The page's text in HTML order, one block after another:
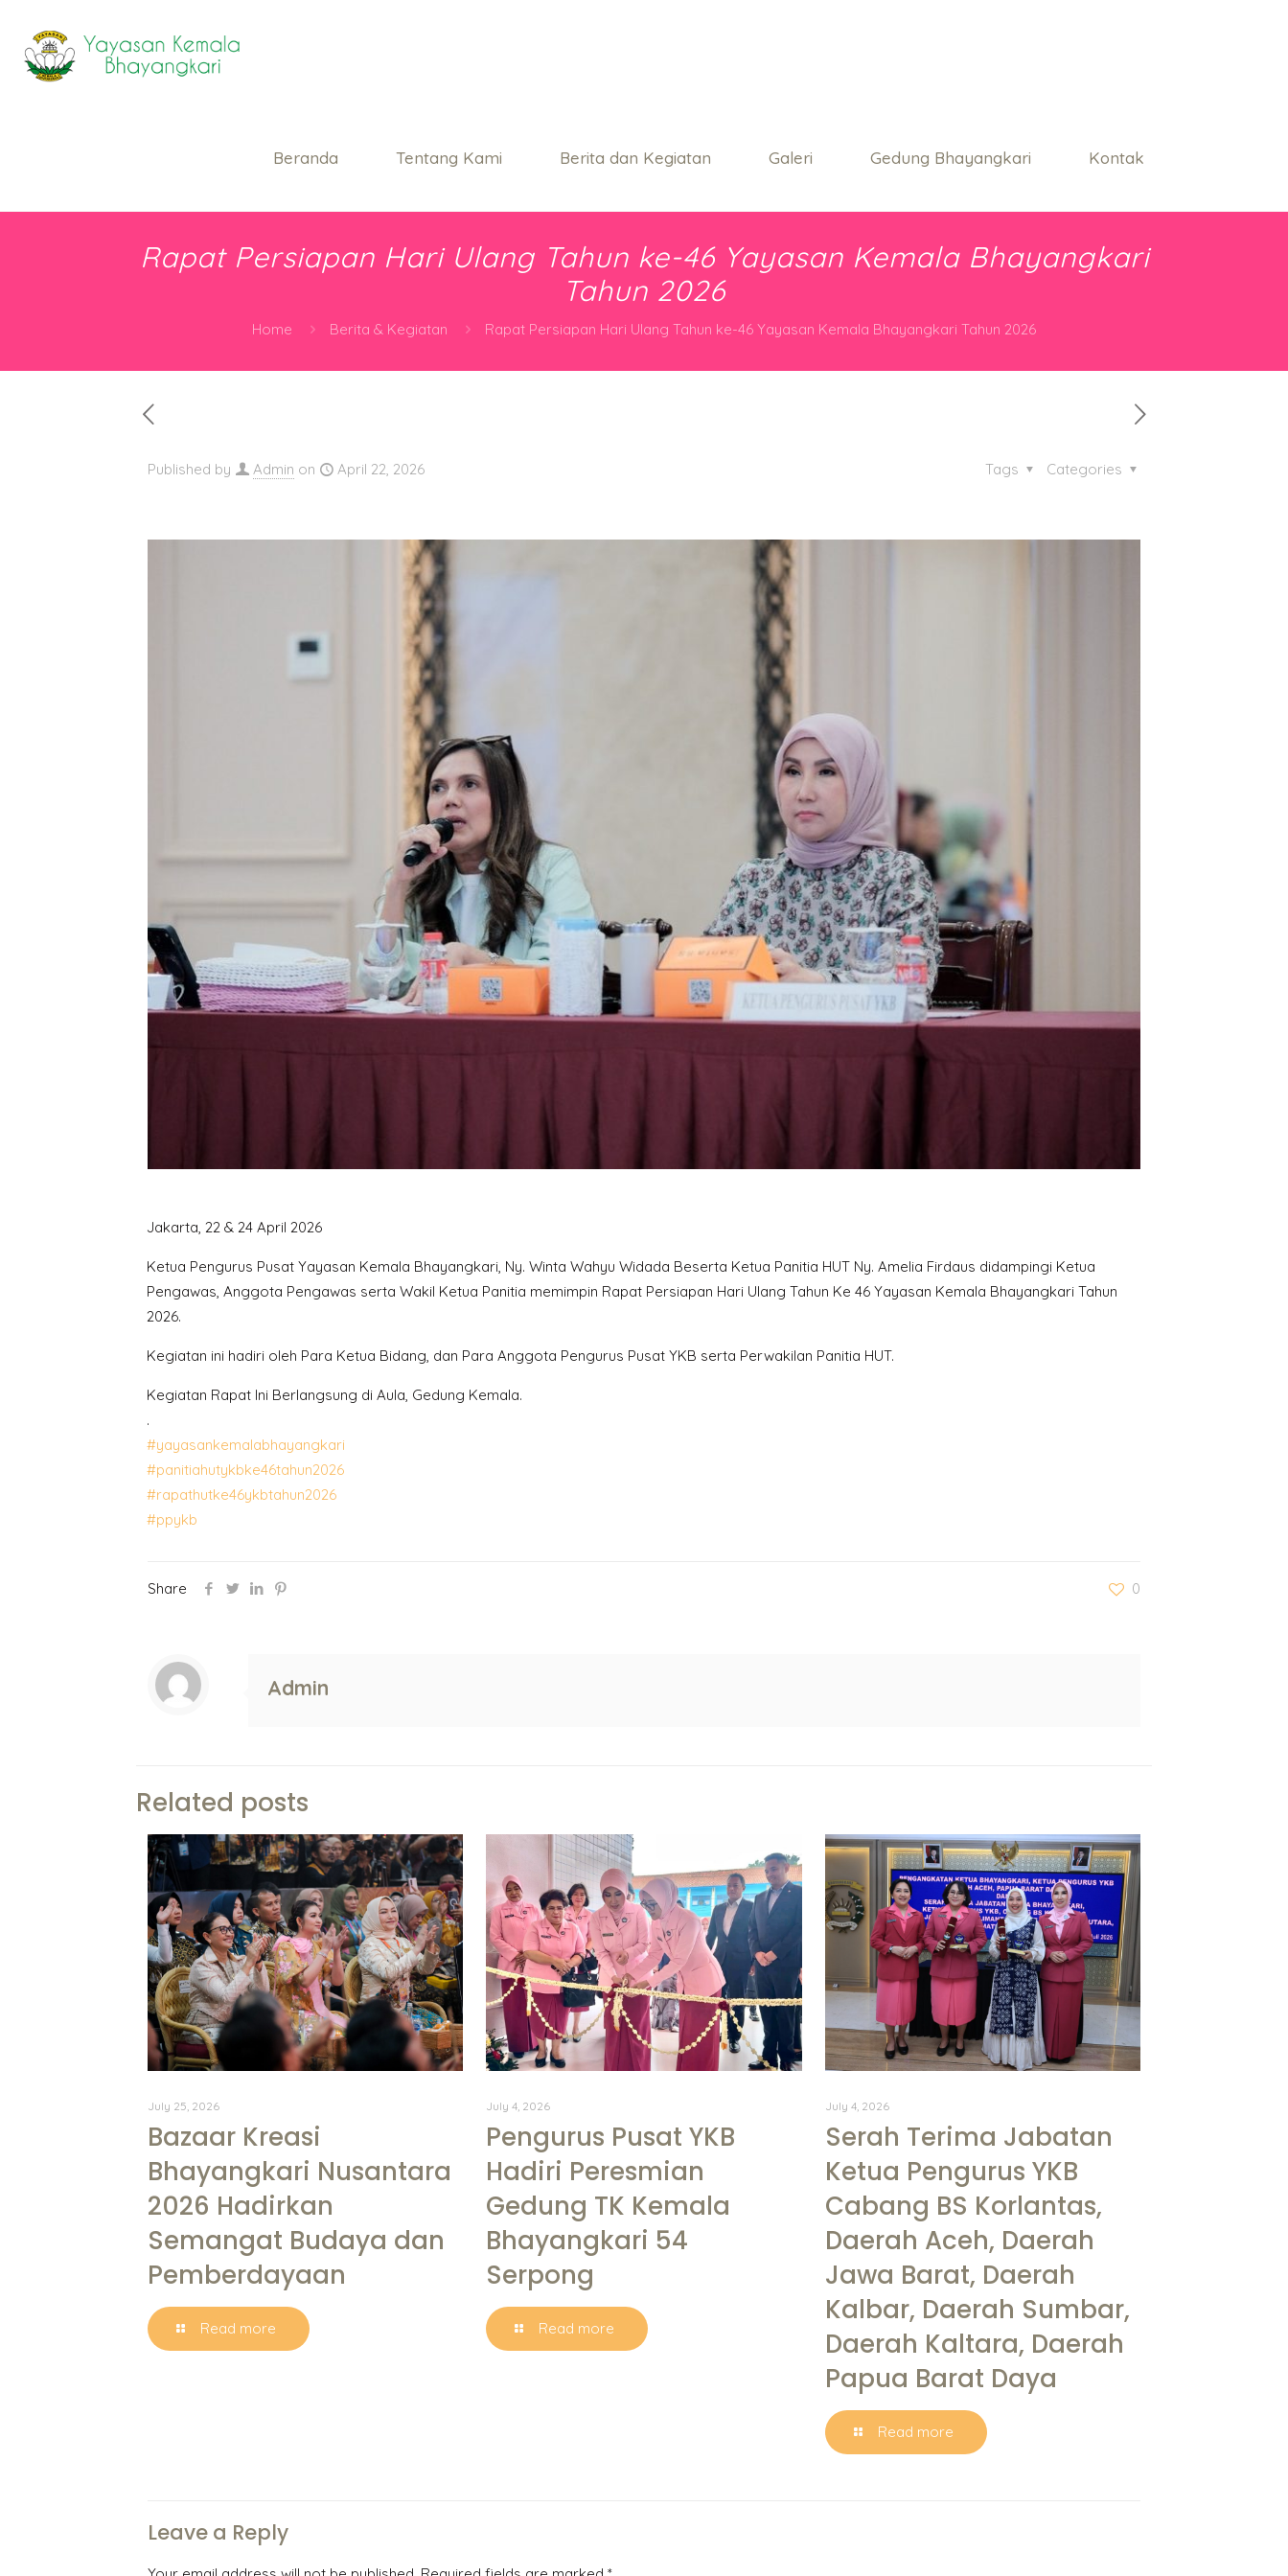
Beranda Tentang Kami Berita dan Kegiatan Galeri Gedung Bhayangkari Kontak
Rapat Persiapan Hari Ulang Tahun ke-46 Yayasan Kemala Bhayangkari
Tahun 2026
Home Berita & Kegiatan Rapat Persiapan Hari Ulang Tahun ke-46 Yayasan Kemala Bhayangkari Tahun 2026
Published by Admin on April 22, 2026 Categories
Tags
Jakarta, 22 & 24 April 2026
Ketua Pengurus Pusat Yayasan Kemala Bhayangkari, Ny. Winta Wahyu Widada Beserta Ketua Panitia HUT Ny. Amelia Firdaus didampingi Ketua
Pengawas, Anggota Pengawas serta Wakil Ketua Panitia memimpin Rapat Persiapan Hari Ulang Tahun Ke 46 Yayasan Kemala Bhayangkari Tahun
2026.
Kegiatan ini hadiri oleh Para Ketua Bidang, dan Para Anggota Pengurus Pusat YKB serta Perwakilan Panitia HUT.
Kegiatan Rapat Ini Berlangsung di Aula, Gedung Kemala.
.
#yayasankemalabhayangkari
#panitiahutykbke46tahun2026
#rapathutke46ykbtahun2026
#ppykb
Share 0
Admin
Related posts
July 25, 2026
Bazaar Kreasi
Bhayangkari Nusantara
2026 Hadirkan
Semangat Budaya dan
Pemberdayaan
Read more
July 4, 2026
Pengurus Pusat YKB
Hadiri Peresmian
Gedung TK Kemala
Bhayangkari 54
Serpong
Read more
July 4, 2026
Serah Terima Jabatan
Ketua Pengurus YKB
Cabang BS Korlantas,
Daerah Aceh, Daerah
Jawa Barat, Daerah
Kalbar, Daerah Sumbar,
Daerah Kaltara, Daerah
Papua Barat Daya
Read more
Leave a Reply